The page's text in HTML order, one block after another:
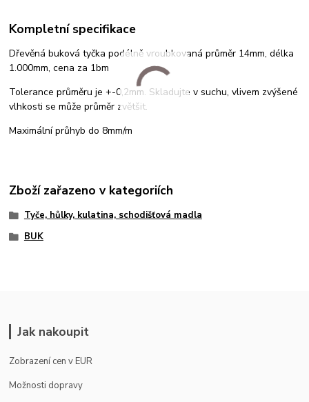
Kompletní specifikace
Dřevěná buková tyčka podélně vroubkovaná průměr 14mm, délka
1.000mm, cena za 1bm
Tolerance průměru je +-0,2mm. Skladujte v suchu, vlivem zvýšené
vlhkosti se může průměr zvětšit.
Maximální průhyb do 8mm/m
Zboží zařazeno v kategoriích
Tyče, hůlky, kulatina, schodišťová madla
BUK
Jak nakoupit
Zobrazení cen v EUR
Možnosti dopravy